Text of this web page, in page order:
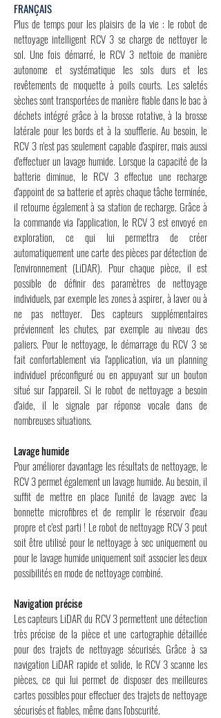
FRANÇAIS
Plus de temps pour les plaisirs de la vie : le robot de
nettoyage intelligent RCV 3 se charge de nettoyer le
sol. Une fois démarré, le RCV 3 nettoie de manière
autonome et systématique les sols durs et les
revêtements de moquette à poils courts. Les saletés
sèches sont transportées de manière fiable dans le bac à
déchets intégré grâce à la brosse rotative, à la brosse
latérale pour les bords et à la soufflerie. Au besoin, le
RCV 3 n'est pas seulement capable d'aspirer, mais aussi
d'effectuer un lavage humide. Lorsque la capacité de la
batterie diminue, le RCV 3 effectue une recharge
d'appoint de sa batterie et après chaque tâche terminée,
il retourne également à sa station de recharge. Grâce à
la commande via l'application, le RCV 3 est envoyé en
exploration, ce qui lui permettra de créer
automatiquement une carte des pièces par détection de
l'environnement (LiDAR). Pour chaque pièce, il est
possible de définir des paramètres de nettoyage
individuels, par exemple les zones à aspirer, à laver ou à
ne pas nettoyer. Des capteurs supplémentaires
préviennent les chutes, par exemple au niveau des
paliers. Pour le nettoyage, le démarrage du RCV 3 se
fait confortablement via l'application, via un planning
individuel préconfiguré ou en appuyant sur un bouton
situé sur l'appareil. Si le robot de nettoyage a besoin
d'aide, il le signale par réponse vocale dans de
nombreuses situations.
Lavage humide
Pour améliorer davantage les résultats de nettoyage, le
RCV 3 permet également un lavage humide. Au besoin, il
suffit de mettre en place l'unité de lavage avec la
bonnette microfibres et de remplir le réservoir d'eau
propre et c'est parti ! Le robot de nettoyage RCV 3 peut
soit être utilisé pour le nettoyage à sec uniquement ou
pour le lavage humide uniquement soit associer les deux
possibilités en mode de nettoyage combiné.
Navigation précise
Les capteurs LiDAR du RCV 3 permettent une détection
très précise de la pièce et une cartographie détaillée
pour des trajets de nettoyage sécurisés. Grâce à sa
navigation LiDAR rapide et solide, le RCV 3 scanne les
pièces, ce qui lui permet de disposer des meilleures
cartes possibles pour effectuer des trajets de nettoyage
sécurisés et fiables, même dans l'obscurité.